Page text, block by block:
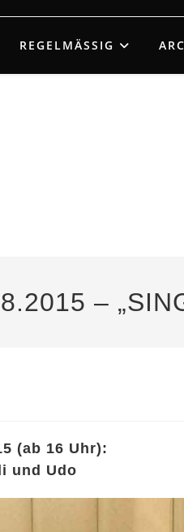
REGELMÄSSIG
–
(ab 16 Uhr):
und Udo